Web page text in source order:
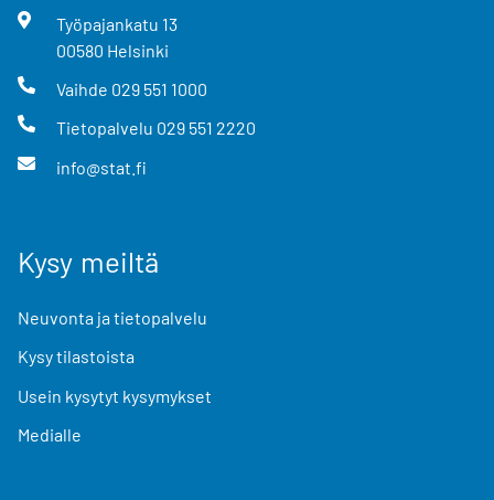
Työpajankatu 13
00580 Helsinki
Vaihde 029 551 1000
Tietopalvelu 029 551 2220
info@stat.fi
Kysy meiltä
Neuvonta ja tietopalvelu
Kysy tilastoista
Usein kysytyt kysymykset
Medialle